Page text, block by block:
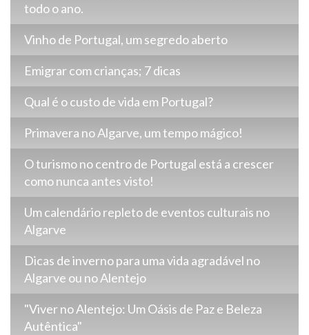
todo o ano.
Vinho de Portugal, um segredo aberto
Emigrar com crianças; 7 dicas
Qual é o custo de vida em Portugal?
Primavera no Algarve, um tempo mágico!
O turismo no centro de Portugal está a crescer
como nunca antes visto!
Um calendário repleto de eventos culturais no
Algarve
Dicas de inverno para uma vida agradável no
Algarve ou no Alentejo
"Viver no Alentejo: Um Oásis de Paz e Beleza
Autêntica"